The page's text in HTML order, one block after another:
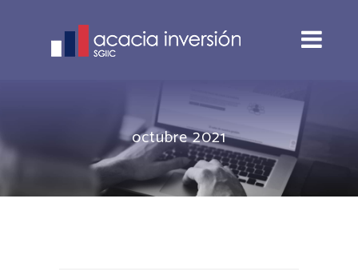
octubre 2021